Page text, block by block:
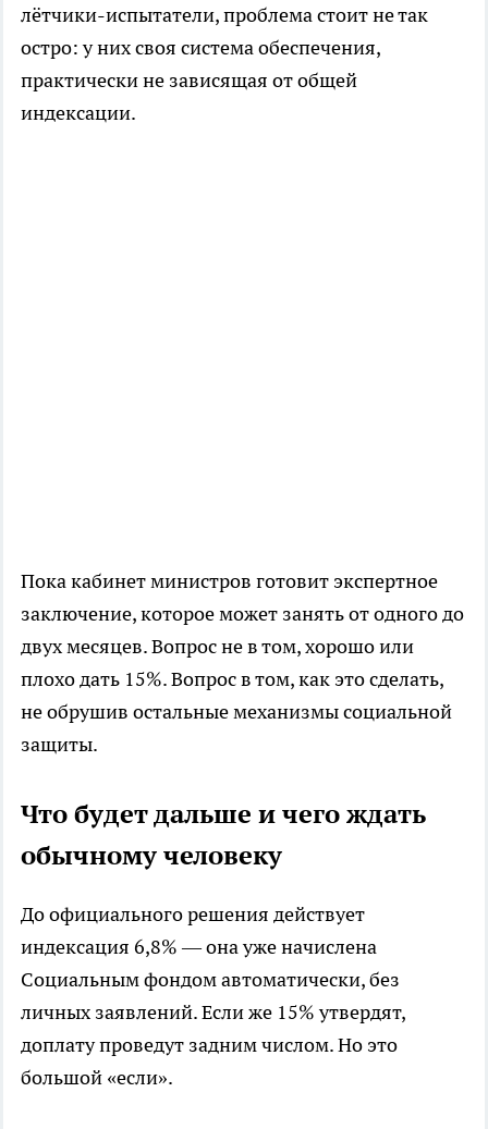
лётчики-испытатели, проблема стоит не так
остро: у них своя система обеспечения,
практически не зависящая от общей
индексации.
Пока кабинет министров готовит экспертное
заключение, которое может занять от одного до
двух месяцев. Вопрос не в том, хорошо или
плохо дать 15%. Вопрос в том, как это сделать,
не обрушив остальные механизмы социальной
защиты.
Что будет дальше и чего ждать
обычному человеку
До официального решения действует
индексация 6,8% — она уже начислена
Социальным фондом автоматически, без
личных заявлений. Если же 15% утвердят,
доплату проведут задним числом. Но это
большой «если».